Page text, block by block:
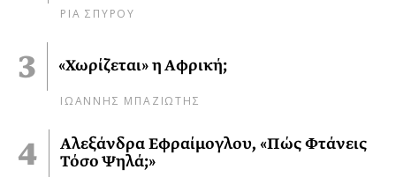
ΡΙΑ ΣΠΥΡΟΥ
«Χωρίζεται» η Αφρική;
ΙΩΑΝΝΗΣ ΜΠΑΖΙΩΤΗΣ
Αλεξάνδρα Εφραίμογλου, «Πώς Φτάνεις
Τόσο Ψηλά;»